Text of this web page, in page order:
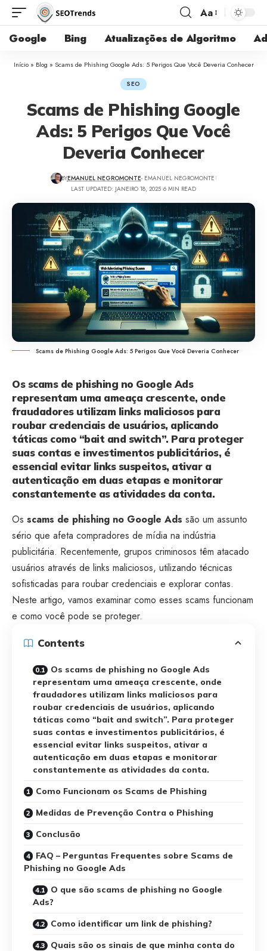
Aa
Google Bing Atualizações de Algoritmo
Início» Blog » Scams de Phishing Google Ads: 5 Perigos Que Você Deveria Conhecer
SEO
Scams de Phishing Google
Ads: 5 Perigos Que Você
Deveria Conhecer
BYEMANUEL NEGROMONTE- EMANUEL NEGROMONTE
LAST UPDATED: JANEIRO 18, 2025 6 MIN READ
Scams de Phishing Google Ads: 5 Perigos Que Você Deveria Conhecer
Os scams de phishing no Google Ads
representam uma ameaça crescente, onde
fraudadores utilizam links maliciosos para
roubar credenciais de usuários, aplicando
táticas como “bait and switch”. Para proteger
suas contas e investimentos publicitários, é
essencial evitar links suspeitos, ativar a
autenticação em duas etapas e monitorar
constantemente as atividades da conta.
Os scams de phishing no Google Ads são um assunto
sério que afeta compradores de mídia na indústria
publicitária. Recentemente, grupos criminosos têm atacado
usuários através de links maliciosos, utilizando técnicas
sofisticadas para roubar credenciais e explorar contas.
Neste artigo, vamos examinar como esses scams funcionam
e como você pode se proteger.
Contents
Os scams de phishing no Google Ads
representam uma ameaça crescente, onde
fraudadores utilizam links maliciosos para
roubar credenciais de usuários, aplicando
táticas como “bait and switch”. Para proteger
suas contas e investimentos publicitários, é
essencial evitar links suspeitos, ativar a
autenticação em duas etapas e monitorar
constantemente as atividades da conta.
Como Funcionam os Scams de Phishing
Medidas de Prevenção Contra o Phishing
Conclusão
FAQ – Perguntas Frequentes sobre Scams de
Phishing no Google Ads
O que são scams de phishing no Google
Ads?
Como identificar um link de phishing?
Quais são os sinais de que minha conta do